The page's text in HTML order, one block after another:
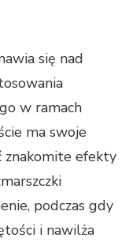
się nad
w ramach
ma swoje
znakomite efekty
podczas gdy
i nawilża